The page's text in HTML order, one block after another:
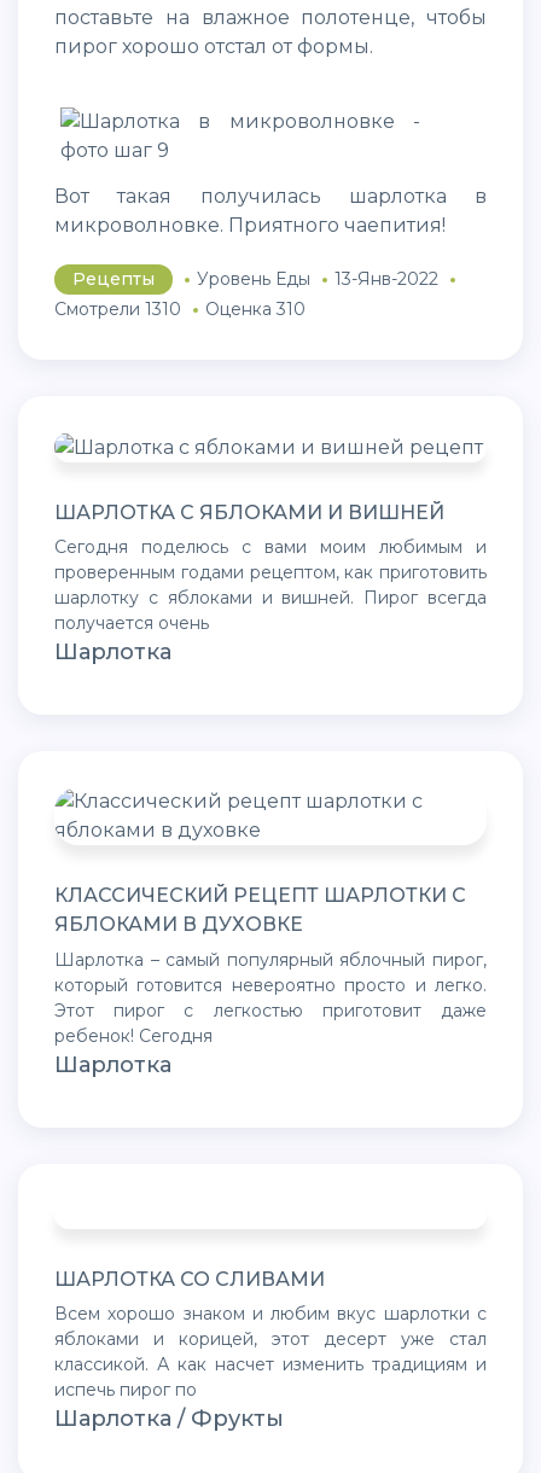
поставьте на влажное полотенце, чтобы
пирог хорошо отстал от формы.
Вот такая получилась шарлотка в
микроволновке. Приятного чаепития!
Рецепты Уровень Еды
13-Янв-2022
Смотрели 1310
Оценка 310
ШАРЛОТКА С ЯБЛОКАМИ И ВИШНЕЙ
Сегодня поделюсь с вами моим любимым и
проверенным годами рецептом, как приготовить
шарлотку с яблоками и вишней. Пирог всегда
получается очень
Шарлотка
КЛАССИЧЕСКИЙ РЕЦЕПТ ШАРЛОТКИ С
ЯБЛОКАМИ В ДУХОВКЕ
Шарлотка – самый популярный яблочный пирог,
который готовится невероятно просто и легко.
Этот пирог с легкостью приготовит даже
ребенок! Сегодня
Шарлотка
ШАРЛОТКА СО СЛИВАМИ
Всем хорошо знаком и любим вкус шарлотки с
яблоками и корицей, этот десерт уже стал
классикой. А как насчет изменить традициям и
испечь пирог по
Шарлотка / Фрукты